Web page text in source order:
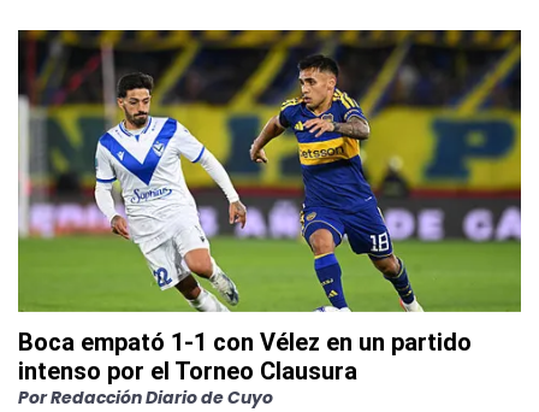
Boca empató 1-1 con Vélez en un partido
intenso por el Torneo Clausura
PorRedacción Diario de Cuyo